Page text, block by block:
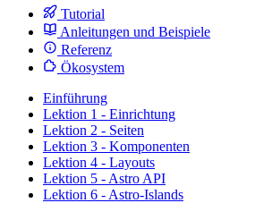
Tutorial
Anleitungen und Beispiele
Referenz
Ökosystem
Einführung
Lektion 1 - Einrichtung
Lektion 2 - Seiten
Lektion 3 - Komponenten
Lektion 4 - Layouts
Lektion 5 - Astro API
Lektion 6 - Astro-Islands